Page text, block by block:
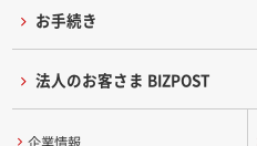
お手続き
法人のお客さま BIZPOST